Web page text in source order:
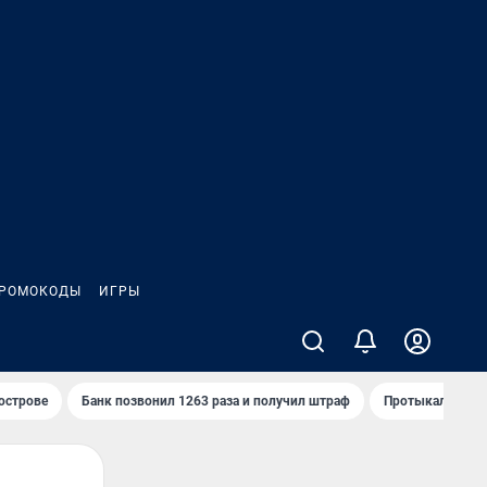
ИГРЫ
Банк позвонил 1263 раза и получил штраф Протыкал